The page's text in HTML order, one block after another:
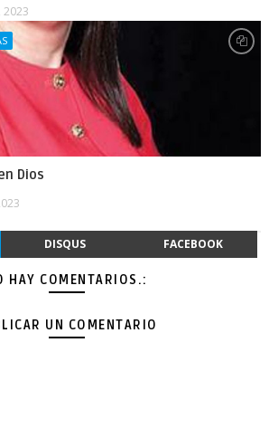
2023
Dios
DISQUS FACEBOOK
HAY COMENTARIOS.:
UN COMENTARIO